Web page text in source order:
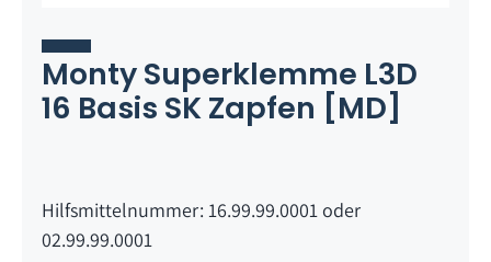
Monty Superklemme L3D
16 Basis SK Zapfen [MD]
Hilfsmittelnummer: 16.99.99.0001 oder
02.99.99.0001